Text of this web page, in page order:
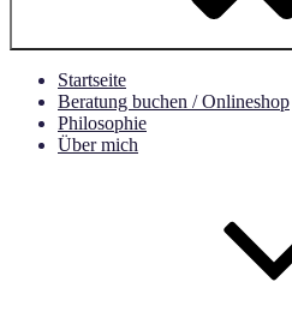
Startseite
Beratung buchen / Onlineshop
Philosophie
Über mich